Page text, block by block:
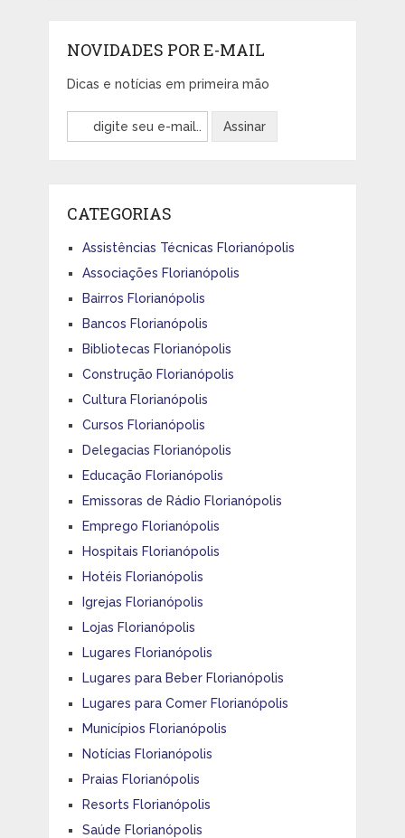
NOVIDADES POR E-MAIL
Dicas e notícias em primeira mão
CATEGORIAS
Assistências Técnicas Florianópolis
Associações Florianópolis
Bairros Florianópolis
Bancos Florianópolis
Bibliotecas Florianópolis
Construção Florianópolis
Cultura Florianópolis
Cursos Florianópolis
Delegacias Florianópolis
Educação Florianópolis
Emissoras de Rádio Florianópolis
Emprego Florianópolis
Hospitais Florianópolis
Hotéis Florianópolis
Igrejas Florianópolis
Lojas Florianópolis
Lugares Florianópolis
Lugares para Beber Florianópolis
Lugares para Comer Florianópolis
Municípios Florianópolis
Notícias Florianópolis
Praias Florianópolis
Resorts Florianópolis
Saúde Florianópolis